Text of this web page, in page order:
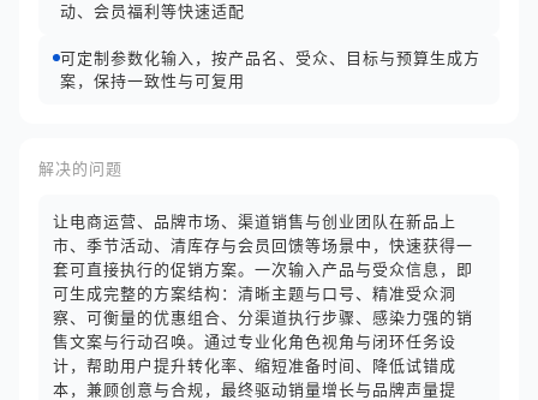
动、会员福利等快速适配
可定制参数化输入，按产品名、受众、目标与预算生成方
案，保持一致性与可复用
解决的问题
让电商运营、品牌市场、渠道销售与创业团队在新品上
市、季节活动、清库存与会员回馈等场景中，快速获得一
套可直接执行的促销方案。一次输入产品与受众信息，即
可生成完整的方案结构：清晰主题与口号、精准受众洞
察、可衡量的优惠组合、分渠道执行步骤、感染力强的销
售文案与行动召唤。通过专业化角色视角与闭环任务设
计，帮助用户提升转化率、缩短准备时间、降低试错成
本，兼顾创意与合规，最终驱动销量增长与品牌声量提